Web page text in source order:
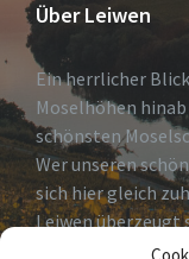
Über Leiwen
Ein herrlicher
Moselhöhen
schönsten
Wer unseren
sich hier gleich
Leiwen überzeugt
erholsames